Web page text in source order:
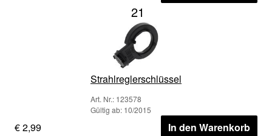
21
Strahlreglerschlüssel
Art. Nr.: 123578
Gültig ab: 10/2015
€ 2,99 In den Warenkorb